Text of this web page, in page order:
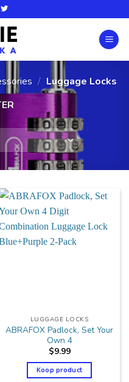
/ Luggage Locks
LUGGAGE LOCKS
ABRAFOX Padlock, Set Your
Own 4
$9.99
Koop product